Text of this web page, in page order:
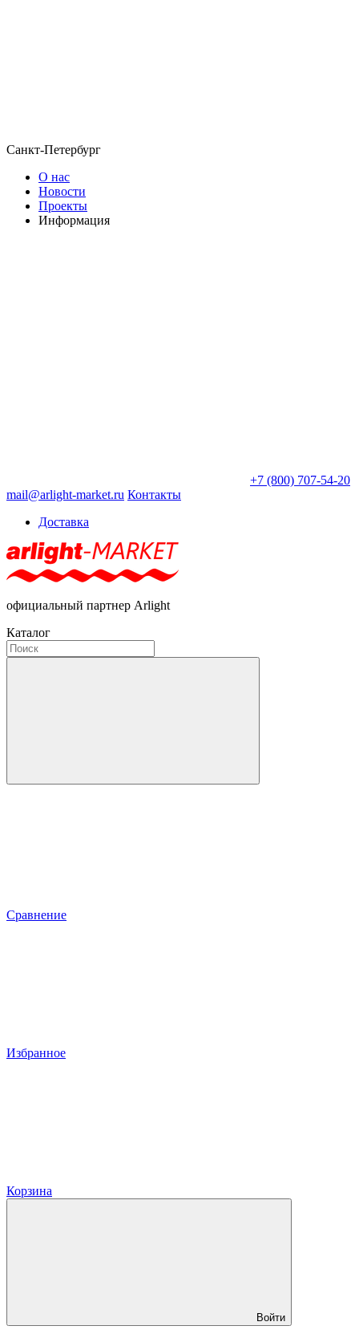
Санкт-Петербург
О нас
Новости
Проекты
Информация
+7 (800) 707-54-20
mail@arlight-market.ru Контакты
Доставка
официальный партнер Arlight
Каталог
Сравнение
Избранное
Корзина
Войти